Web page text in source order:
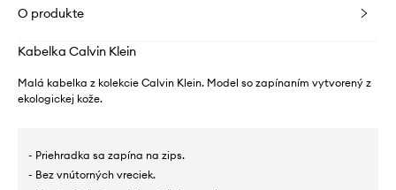
O produkte
Kabelka Calvin Klein
Malá kabelka z kolekcie Calvin Klein. Model so zapínaním vytvorený z
ekologickej kože.
- Priehradka sa zapína na zips.
- Bez vnútorných vreciek.